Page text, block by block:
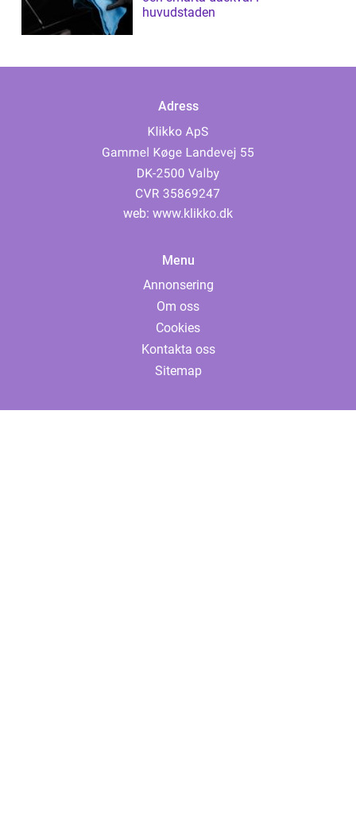
huvudstaden
Adress
web: www.klikko.dk
Menu
Annonsering
Om oss
Cookies
Kontakta oss
Sitemap